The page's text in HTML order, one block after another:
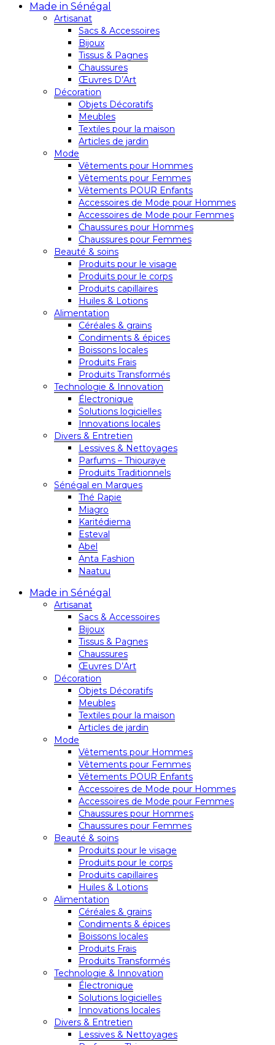
Made in Sénégal
Artisanat
Sacs & Accessoires
Bijoux
Tissus & Pagnes
Chaussures
Œuvres D’Art
Décoration
Objets Décoratifs
Meubles
Textiles pour la maison
Articles de jardin
Mode
Vêtements pour Hommes
Vêtements pour Femmes
Vêtements POUR Enfants
Accessoires de Mode pour Hommes
Accessoires de Mode pour Femmes
Chaussures pour Hommes
Chaussures pour Femmes
Beauté & soins
Produits pour le visage
Produits pour le corps
Produits capillaires
Huiles & Lotions
Alimentation
Céréales & grains
Condiments & épices
Boissons locales
Produits Frais
Produits Transformés
Technologie & Innovation
Électronique
Solutions logicielles
Innovations locales
Divers & Entretien
Lessives & Nettoyages
Parfums – Thiouraye
Produits Traditionnels
Sénégal en Marques
Thé Rapie
Miagro
Karitédiema
Esteval
Abel
Anta Fashion
Naatuu
Made in Sénégal
Artisanat
Sacs & Accessoires
Bijoux
Tissus & Pagnes
Chaussures
Œuvres D’Art
Décoration
Objets Décoratifs
Meubles
Textiles pour la maison
Articles de jardin
Mode
Vêtements pour Hommes
Vêtements pour Femmes
Vêtements POUR Enfants
Accessoires de Mode pour Hommes
Accessoires de Mode pour Femmes
Chaussures pour Hommes
Chaussures pour Femmes
Beauté & soins
Produits pour le visage
Produits pour le corps
Produits capillaires
Huiles & Lotions
Alimentation
Céréales & grains
Condiments & épices
Boissons locales
Produits Frais
Produits Transformés
Technologie & Innovation
Électronique
Solutions logicielles
Innovations locales
Divers & Entretien
Lessives & Nettoyages